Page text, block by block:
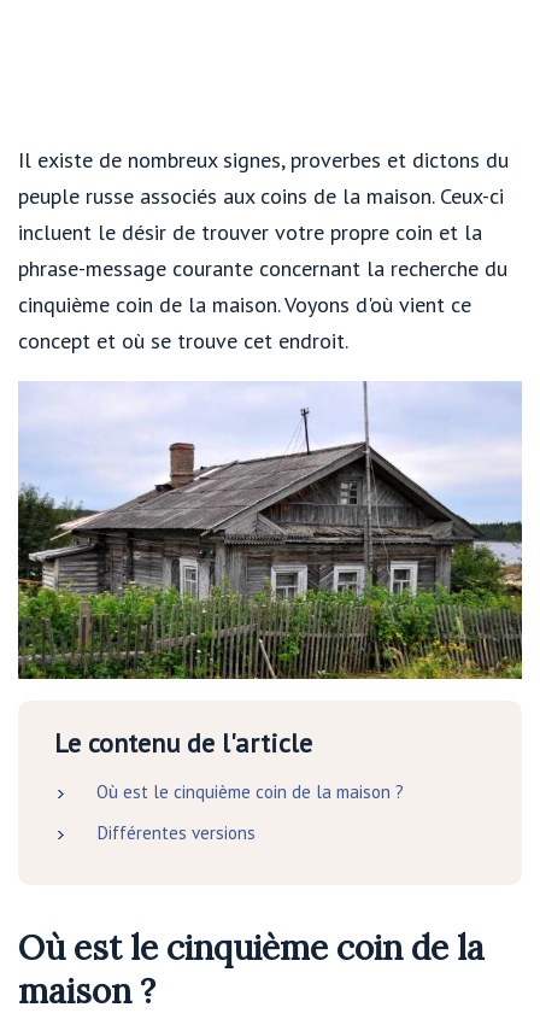
Il existe de nombreux signes, proverbes et dictons du
peuple russe associés aux coins de la maison. Ceux-ci
incluent le désir de trouver votre propre coin et la
phrase-message courante concernant la recherche du
cinquième coin de la maison. Voyons d'où vient ce
concept et où se trouve cet endroit.
Le contenu de l'article
Où est le cinquième coin de la maison ?
Différentes versions
Où est le cinquième coin de la
maison ?